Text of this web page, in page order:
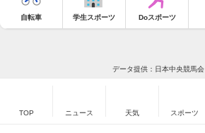
自転車 学生スポーツ Doスポーツ
データ提供：日本中央競馬会
TOP ニュース 天気 スポーツ